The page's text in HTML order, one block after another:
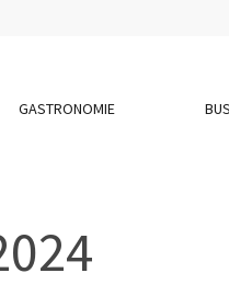
GASTRONOMIE